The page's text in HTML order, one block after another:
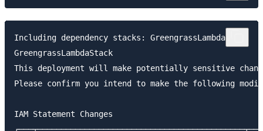
Including dependency stacks: GreengrassLambdaStack
GreengrassLambdaStack
This deployment will make potentially sensitive
Please confirm you intend to make the following
IAM Statement Changes